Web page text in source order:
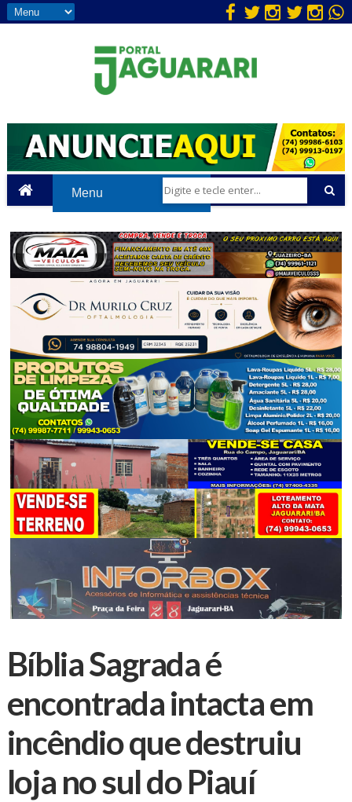
Bíblia Sagrada é
encontrada intacta em
incêndio que destruiu
loja no sul do Piauí